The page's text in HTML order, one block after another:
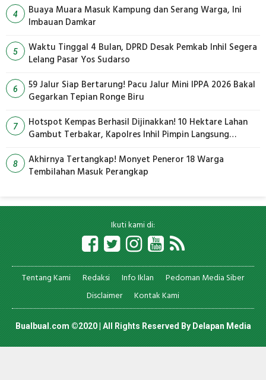
4
Buaya Muara Masuk Kampung dan Serang Warga, Ini
Imbauan Damkar
5
Waktu Tinggal 4 Bulan, DPRD Desak Pemkab Inhil Segera
Lelang Pasar Yos Sudarso
6
59 Jalur Siap Bertarung! Pacu Jalur Mini IPPA 2026 Bakal
Gegarkan Tepian Ronge Biru
7
Hotspot Kempas Berhasil Dijinakkan! 10 Hektare Lahan
Gambut Terbakar, Kapolres Inhil Pimpin Langsung
8
Akhirnya Tertangkap! Monyet Peneror 18 Warga
Tembilahan Masuk Perangkap
Ikuti kami di:
Tentang Kami Redaksi Info Iklan
Pedoman Media Siber
Disclaimer
Kontak Kami
Bualbual.com ©2020 | All Rights Reserved ByDelapan Media